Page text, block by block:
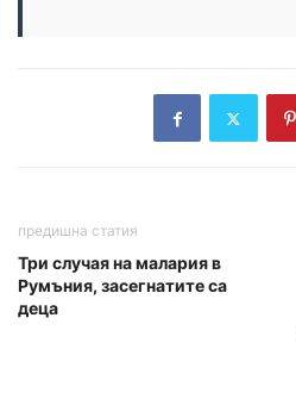
предишна статия
Три случая на малария в
Румъния, засегнатите са
деца